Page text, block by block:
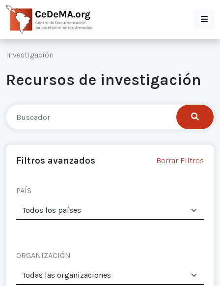
Investigación
Recursos de investigación
Filtros avanzados Borrar Filtros
PAÍS
ORGANIZACIÓN